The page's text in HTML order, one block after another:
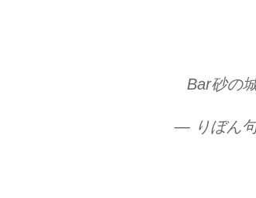
Bar砂の
— りぼん